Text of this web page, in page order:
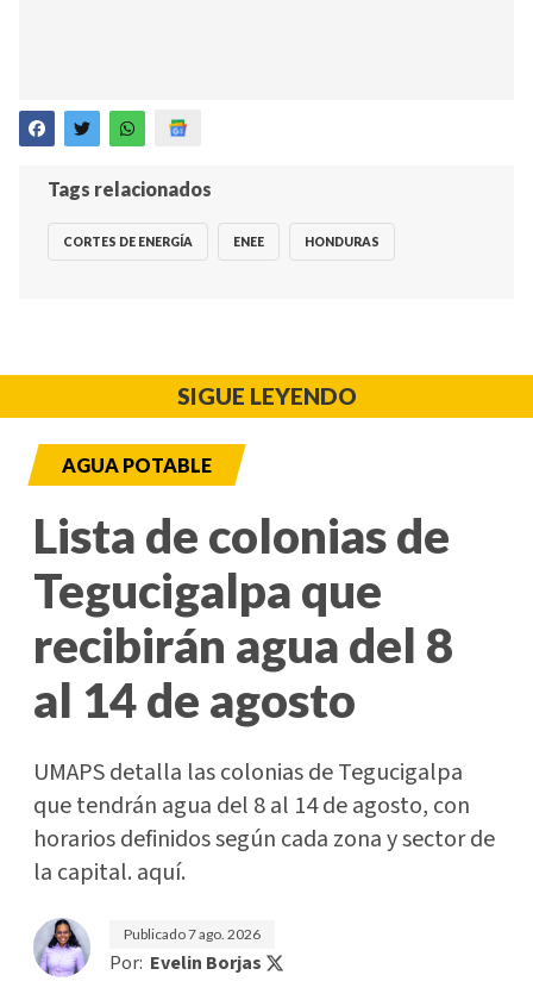
Tags relacionados
CORTES DE ENERGÍA ENEE HONDURAS
SIGUE LEYENDO
AGUA POTABLE
Lista de colonias de
Tegucigalpa que
recibirán agua del 8
al 14 de agosto
UMAPS detalla las colonias de Tegucigalpa
que tendrán agua del 8 al 14 de agosto, con
horarios definidos según cada zona y sector de
la capital. aquí.
Publicado7 ago. 2026
Por: Evelin Borjas